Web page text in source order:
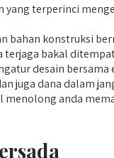
terperinci
konstruksi
terjaga bakal
desain
juga dana dalam
anda